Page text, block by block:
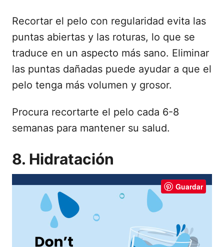
Recortar el pelo con regularidad evita las
puntas abiertas y las roturas, lo que se
traduce en un aspecto más sano. Eliminar
las puntas dañadas puede ayudar a que el
pelo tenga más volumen y grosor.
Procura recortarte el pelo cada 6-8
semanas para mantener su salud.
8. Hidratación
Guardar